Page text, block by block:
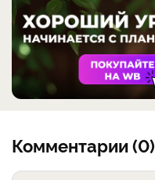
Комментарии (0)